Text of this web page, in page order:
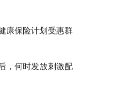
康保险计划受惠群
，何时发放刺激配